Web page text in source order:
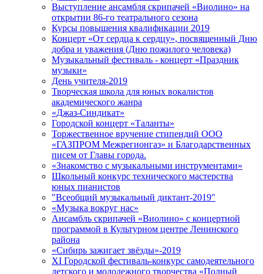
Выступление ансамбля скрипачей «Виолино» на
открытии 86-го театрального сезона
Курсы повышения квалификации 2019
Концерт «От сердца к сердцу», посвященный Дню
добра и уважения (Дню пожилого человека)
Музыкальный фестиваль - концерт «Праздник
музыки»
День учителя-2019
Творческая школа для юных вокалистов
академического жанра
«Джаз-Синдикат»
Городской концерт «Таланты»
Торжественное вручение стипендий ООО
«ГАЗПРОМ Межрегионгаз» и Благодарственных
писем от Главы города.
«Знакомство с музыкальными инструментами»
Школьный конкурс технического мастерства
юных пианистов
"Всеобщий музыкальный диктант-2019"
«Музыка вокруг нас»
Ансамбль скрипачей «Виолино» с концертной
программой в Культурном центре Ленинского
района
«Сибирь зажигает звёзды»-2019
XI Городской фестиваль-конкурс самодеятельного
детского и молодежного творчества «Полный